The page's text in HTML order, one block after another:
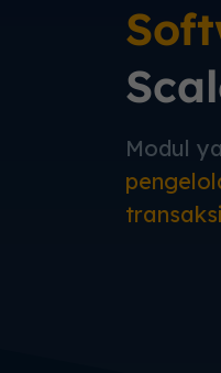
Modul
transaksi